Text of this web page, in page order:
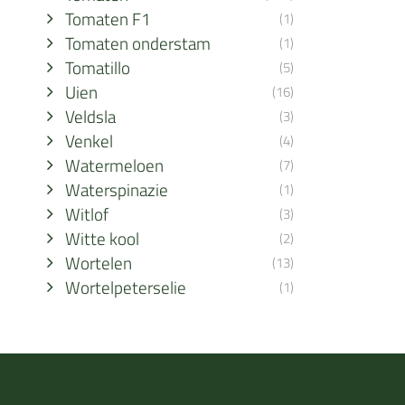
Tomaten F1 (1)
Tomaten onderstam (1)
Tomatillo (5)
Uien (16)
Veldsla (3)
Venkel (4)
Watermeloen (7)
Waterspinazie (1)
Witlof (3)
Witte kool (2)
Wortelen (13)
Wortelpeterselie (1)